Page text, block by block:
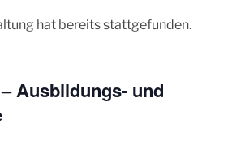
hat bereits stattgefunden.
Ausbildungs- und